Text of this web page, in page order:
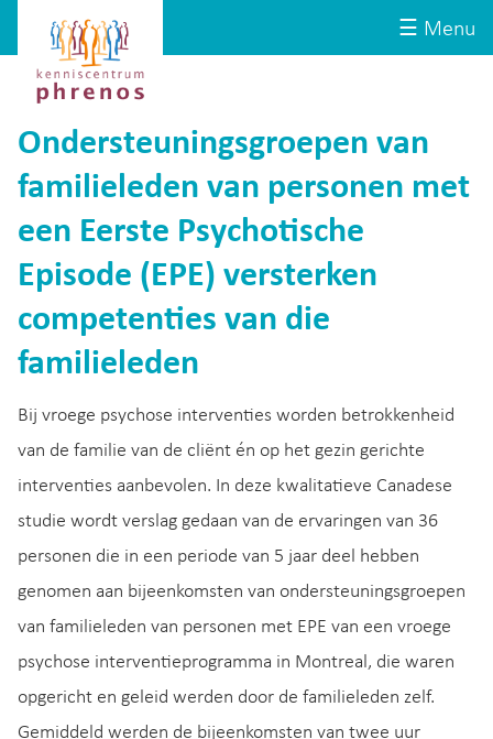
☰ Menu
Kenniscentrum
Phrenos
website
Ondersteuningsgroepen van
familieleden van personen met
een Eerste Psychotische
Episode (EPE) versterken
competenties van die
familieleden
Bij vroege psychose interventies worden betrokkenheid
van de familie van de cliënt én op het gezin gerichte
interventies aanbevolen. In deze kwalitatieve Canadese
studie wordt verslag gedaan van de ervaringen van 36
personen die in een periode van 5 jaar deel hebben
genomen aan bijeenkomsten van ondersteuningsgroepen
van familieleden van personen met EPE van een vroege
psychose interventieprogramma in Montreal, die waren
opgericht en geleid werden door de familieleden zelf.
Gemiddeld werden de bijeenkomsten van twee uur